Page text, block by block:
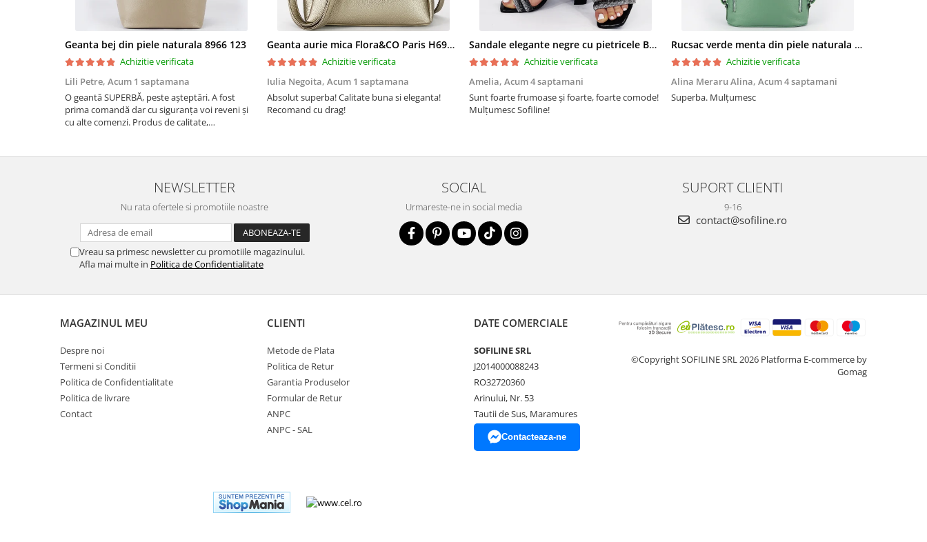
Geanta bej din piele naturala 8966 123
Achizitie verificata
Lili Petre, Acum 1 saptamana
O geantă SUPERBĂ, peste așteptări. A fost
prima comandă dar cu siguranța voi reveni și
cu alte comenzi. Produs de calitate,
SOFILINE!!!
Geanta aurie mica Flora&CO Paris H6930 16
Achizitie verificata
Iulia Negoita, Acum 1 saptamana
Absolut superba! Calitate buna si eleganta!
Recomand cu drag!
Sandale elegante negre cu pietricele BZF8778 M12
Achizitie verificata
Amelia, Acum 4 saptamani
Sunt foarte frumoase şi foarte, foarte comode!
Mulţumesc Sofiline!
Rucsac verde menta din piele naturala 2 in 1 Lucia 121
Achizitie verificata
Alina Meraru Alina, Acum 4 saptamani
Superba. Mulțumesc
NEWSLETTER
Nu rata ofertele si promotiile noastre
Vreau sa primesc newsletter cu promotiile magazinului.
Afla mai multe in Politica de Confidentialitate
SOCIAL
Urmareste-ne in social media
SUPORT CLIENTI
9-16
contact@sofiline.ro
MAGAZINUL MEU
Despre noi
Termeni si Conditii
Politica de Confidentialitate
Politica de livrare
Contact
CLIENTI
Metode de Plata
Politica de Retur
Garantia Produselor
Formular de Retur
ANPC
ANPC - SAL
DATE COMERCIALE
SOFILINE SRL
J2014000088243
RO32720360
Arinului, Nr. 53
Tautii de Sus, Maramures
Contacteaza-ne
©Copyright SOFILINE SRL 2026 Platforma E-commerce by
Gomag